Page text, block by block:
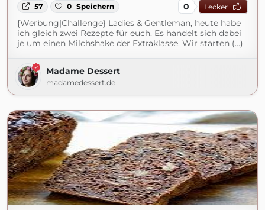
57 0 Speichern 0 Lecker
{Werbung|Challenge} Ladies & Gentleman, heute habe
ich gleich zwei Rezepte für euch. Es handelt sich dabei
je um einen Milchshake der Extraklasse. Wir starten (...)
Madame Dessert
madamedessert.de